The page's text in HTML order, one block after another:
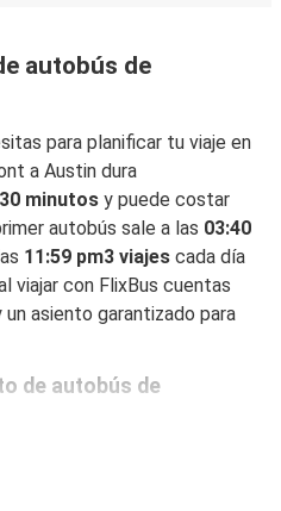
autobús de
para planificar tu viaje en
a Austin dura
minutos y puede costar
autobús sale a las 03:40
11:59 pm3 viajes cada día
viajar con FlixBus cuentas
asiento garantizado para
de autobús de
es muy fácil: en este sitio